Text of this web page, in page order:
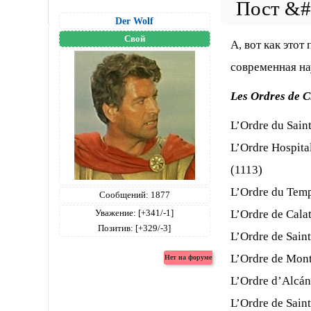
Der Wolf
Свой
Сообщений: 1877
Уважение: [+341/-1]
Позитив: [+329/-3]
А, вот как
современная
Les Ordres de
L’Ordre du
L’Ordre
(1113)
L’Ordre du
L’Ordre de
L’Ordre de
L’Ordre de
L’Ordre
L’Ordre de